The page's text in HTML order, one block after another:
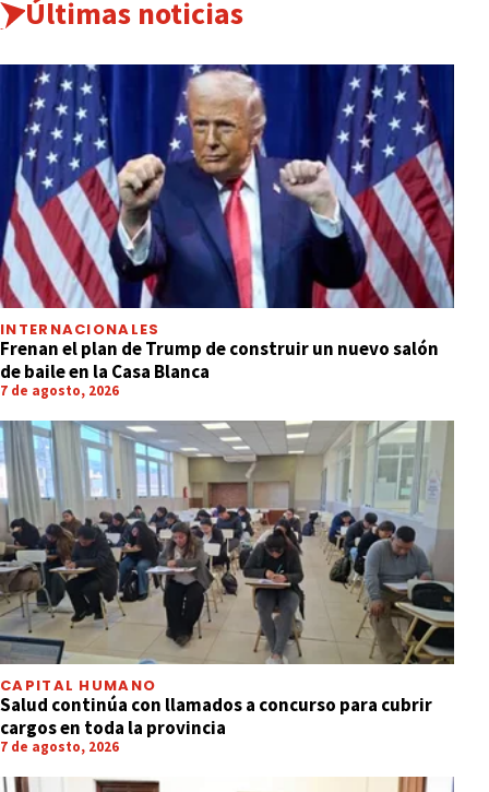
Últimas noticias
INTERNACIONALES
Frenan el plan de Trump de construir un nuevo salón
de baile en la Casa Blanca
7 de agosto, 2026
CAPITAL HUMANO
Salud continúa con llamados a concurso para cubrir
cargos en toda la provincia
7 de agosto, 2026